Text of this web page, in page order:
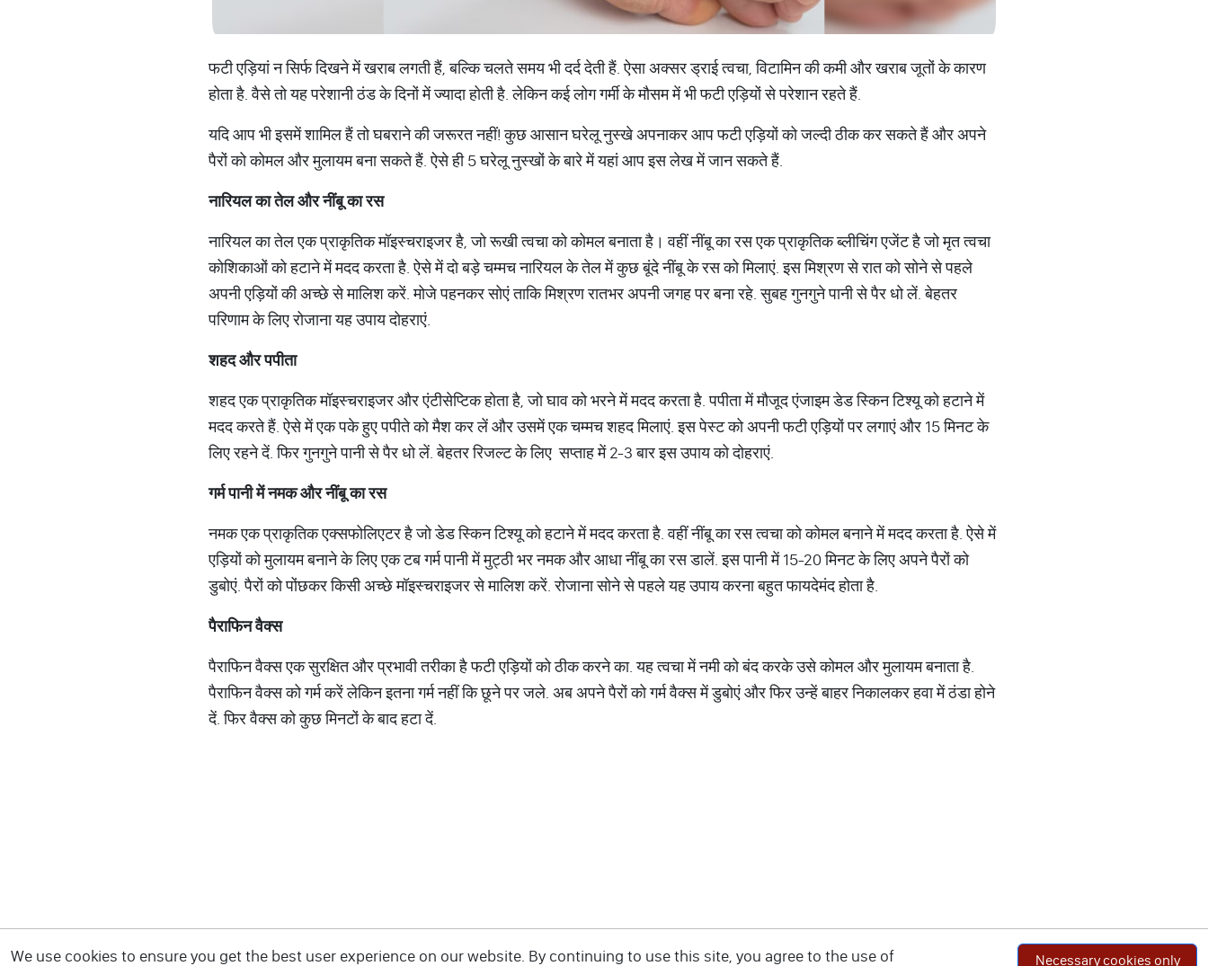
फटी एड़ियां न सिर्फ दिखने में खराब लगती हैं, बल्कि चलते समय भी दर्द देती हैं. ऐसा अक्सर ड्राई त्वचा, विटामिन की कमी और खराब जूतों के कारण
होता है. वैसे तो यह परेशानी ठंड के दिनों में ज्यादा होती है. लेकिन कई लोग गर्मी के मौसम में भी फटी एड़ियों से परेशान रहते हैं.
यदि आप भी इसमें शामिल हैं तो घबराने की जरूरत नहीं! कुछ आसान घरेलू नुस्खे अपनाकर आप फटी एड़ियों को जल्दी ठीक कर सकते हैं और अपने
पैरों को कोमल और मुलायम बना सकते हैं. ऐसे ही 5 घरेलू नुस्खों के बारे में यहां आप इस लेख में जान सकते हैं.
नारियलकातेलऔरनींबूकारस
नारियल का तेल एक प्राकृतिक मॉइस्चराइजर है, जो रूखी त्वचा को कोमल बनाता है। वहीं नींबू का रस एक प्राकृतिक ब्लीचिंग एजेंट है जो मृत त्वचा
कोशिकाओं को हटाने में मदद करता है. ऐसे में दो बड़े चम्मच नारियल के तेल में कुछ बूंदे नींबू के रस को मिलाएं. इस मिश्रण से रात को सोने से पहले
अपनी एड़ियों की अच्छे से मालिश करें. मोजे पहनकर सोएं ताकि मिश्रण रातभर अपनी जगह पर बना रहे. सुबह गुनगुने पानी से पैर धो लें. बेहतर
परिणाम के लिए रोजाना यह उपाय दोहराएं.
शहदऔरपपीता
शहद एक प्राकृतिक मॉइस्चराइजर और एंटीसेप्टिक होता है, जो घाव को भरने में मदद करता है. पपीता में मौजूद एंजाइम डेड स्किन टिश्यू को हटाने में
मदद करते हैं. ऐसे में एक पके हुए पपीते को मैश कर लें और उसमें एक चम्मच शहद मिलाएं. इस पेस्ट को अपनी फटी एड़ियों पर लगाएं और 15 मिनट के
लिए रहने दें. फिर गुनगुने पानी से पैर धो लें. बेहतर रिजल्ट के लिए सप्ताह में 2-3 बार इस उपाय को दोहराएं.
गर्मपानीमेंनमकऔरनींबूकारस
नमक एक प्राकृतिक एक्सफोलिएटर है जो डेड स्किन टिश्यू को हटाने में मदद करता है. वहीं नींबू का रस त्वचा को कोमल बनाने में मदद करता है. ऐसे में
एड़ियों को मुलायम बनाने के लिए एक टब गर्म पानी में मुट्ठी भर नमक और आधा नींबू का रस डालें. इस पानी में 15-20 मिनट के लिए अपने पैरों को
डुबोएं. पैरों को पोंछकर किसी अच्छे मॉइस्चराइजर से मालिश करें. रोजाना सोने से पहले यह उपाय करना बहुत फायदेमंद होता है.
पैराफिनवैक्स
पैराफिन वैक्स एक सुरक्षित और प्रभावी तरीका है फटी एड़ियों को ठीक करने का. यह त्वचा में नमी को बंद करके उसे कोमल और मुलायम बनाता है.
पैराफिन वैक्स को गर्म करें लेकिन इतना गर्म नहीं कि छूने पर जले. अब अपने पैरों को गर्म वैक्स में डुबोएं और फिर उन्हें बाहर निकालकर हवा में ठंडा होने
दें. फिर वैक्स को कुछ मिनटों के बाद हटा दें.
We use cookies to ensure you get the best user experience on our website. By continuing to use this site, you agree to the use of Necessary cookies only